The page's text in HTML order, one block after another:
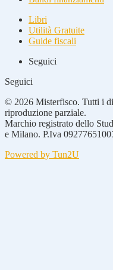
Libri
Utilità Gratuite
Guide fiscali
Seguici
Seguici
© 2026 Misterfisco. Tutti i
riproduzione parziale.
Marchio registrato dello
e Milano. P.Iva
Powered by Tun2U